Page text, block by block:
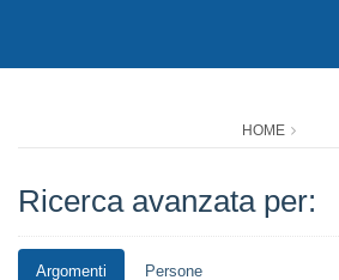
HOME
Ricerca avanzata per:
Argomenti Persone